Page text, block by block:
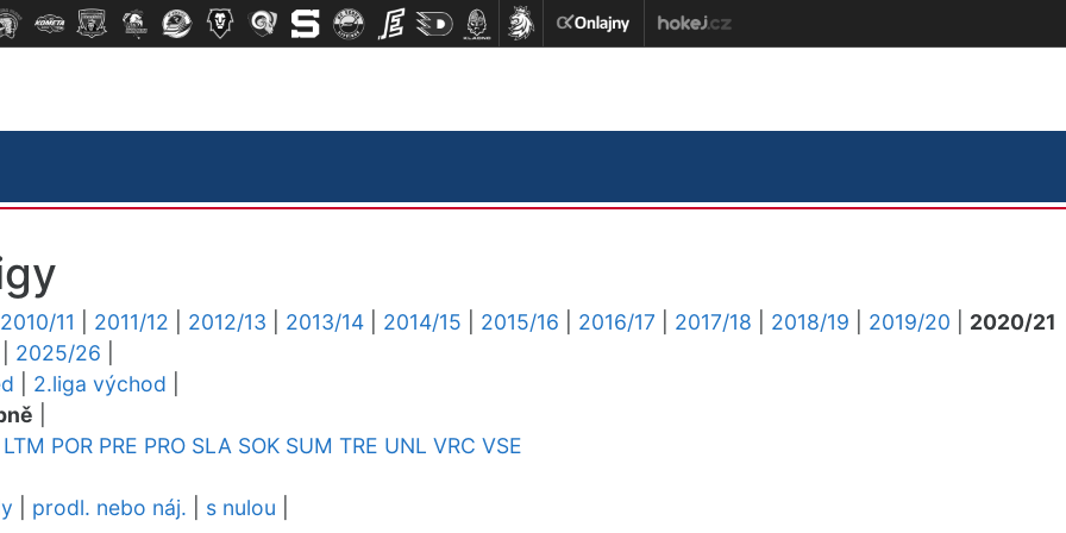
2010/11 2011/12 2012/13 2013/14 2014/15 2015/16 2016/17 2017/18 2018/19 2019/20
2020/21
2025/26
2.liga východ
LTM POR PRE PRO SLA SOK SUM TRE UNL VRC VSE
prodl. nebo náj. s nulou